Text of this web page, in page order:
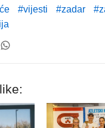
vijesti zadar